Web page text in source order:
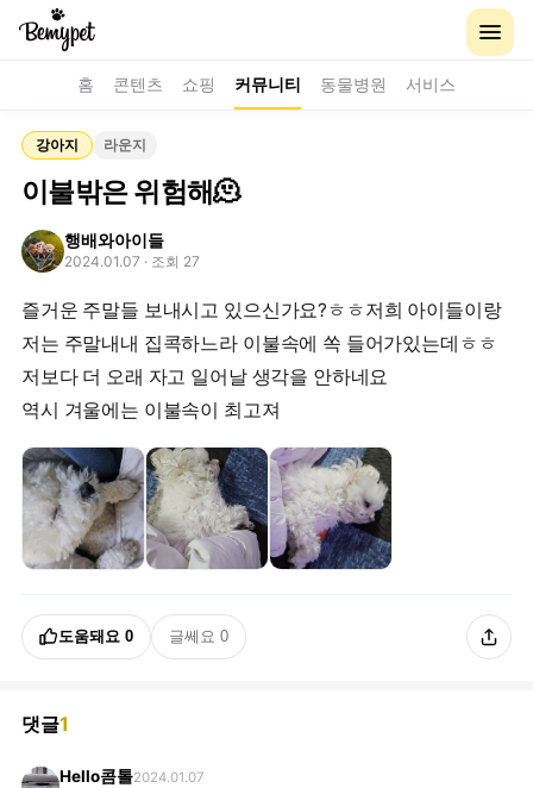
홈 콘텐츠 쇼핑 커뮤니티 동물병원 서비스
강아지 라운지
이불밖은 위험해🫠
행배와아이들
2024.01.07 · 조회 27
즐거운 주말들 보내시고 있으신가요?ㅎㅎ저희 아이들이랑
저는 주말내내 집콕하느라 이불속에 쏙 들어가있는데ㅎㅎ
저보다 더 오래 자고 일어날 생각을 안하네요
역시 겨울에는 이불속이 최고져
도움돼요 0 글쎄요 0
댓글1
Hello콤톨2024.01.07